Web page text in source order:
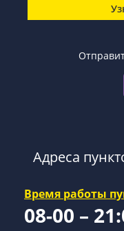
Адреса
Время работы
08-00 –